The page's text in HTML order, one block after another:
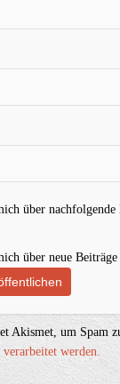
über
über neue
Akismet, um Spam
werden.